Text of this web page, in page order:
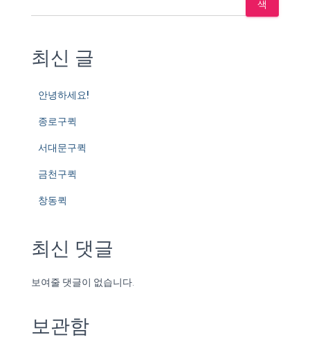
색
최신 글
안녕하세요!
종로구퀵
서대문구퀵
금천구퀵
창동퀵
최신 댓글
보여줄 댓글이 없습니다.
보관함